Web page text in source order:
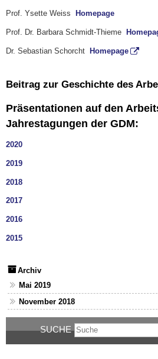
Prof. Ysette Weiss Homepage
Prof. Dr. Barbara Schmidt-Thieme
Dr. Sebastian Schorcht Homepage
Beitrag zur Geschichte des
Präsentationen auf den
Jahrestagungen der GDM:
2020
2019
2018
2017
2016
2015
Archiv
Mai 2019
November 2018
SUCHE